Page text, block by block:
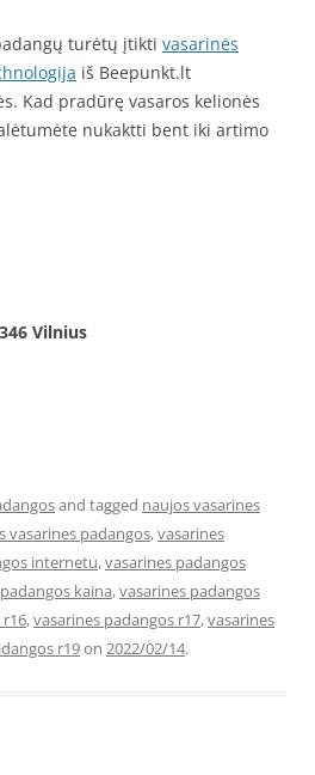
turėtų įtikti vasarinės
iš Beepunkt.lt
Kad pradūrę vasaros kelionės
nukaktti bent iki artimo
Vilnius
and tagged naujos vasarines
vasarines padangos,vasarines
internetu,vasarines padangos
kaina,vasarines padangos
,vasarines padangos r17,vasarines
r19on 2022/02/14.